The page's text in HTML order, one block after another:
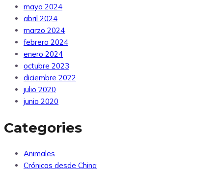
mayo 2024
abril 2024
marzo 2024
febrero 2024
enero 2024
octubre 2023
diciembre 2022
julio 2020
junio 2020
Categories
Animales
Crónicas desde China